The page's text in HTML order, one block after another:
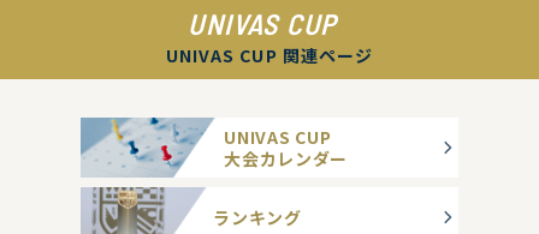
UNIVAS CUP
UNIVAS CUP 関連ページ
UNIVAS CUP
大会カレンダー
ランキング